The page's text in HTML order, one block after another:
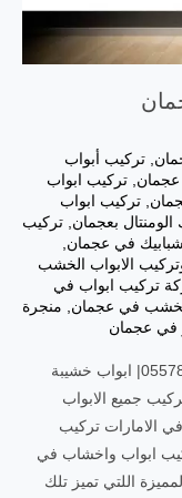
, تركيب أبواب
عجمان, تركيب ابواب
, تركيب ابواب
بعجمان, تركيب
في عجمان,
الابواب الخشب
تركيب ابواب في
في عجمان, منجرة
في عجمان
تركيب ابواب واخشاب في عجمان |0557821580| ابواب خشيبة
جميع الابواب
الامارات تركيب
ابواب واخشاب في
اللتي تميز تلك